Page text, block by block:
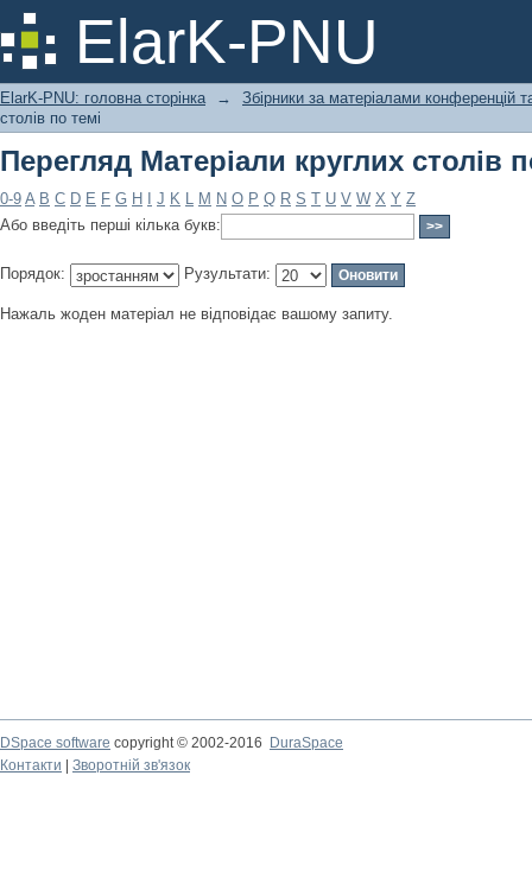
ElarK-PNU
Перегляд Матеріали круглих столів
ElarK-PNU: головна сторінка →
Збірники за матеріалами конференцій
столів по темі
Перегляд Матеріали круглих столів
0-9 A B C D E F G H J K L M N O P Q R S T U V W X Y Z
Або введіть перші кілька букв:
Порядок: Рузультати:
Нажаль жоден матеріал не відповідає вашому запиту.
DSpace software copyright © 2002-2016
DuraSpace
Контакти
Зворотній зв'язок